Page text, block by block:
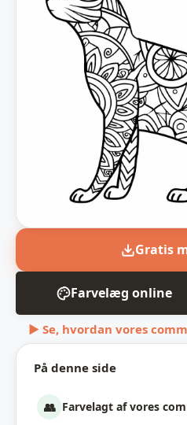
På denne side
👥 Farvelagt af vores
Gratis
Farvelæg online
▶ Se, hvordan vores